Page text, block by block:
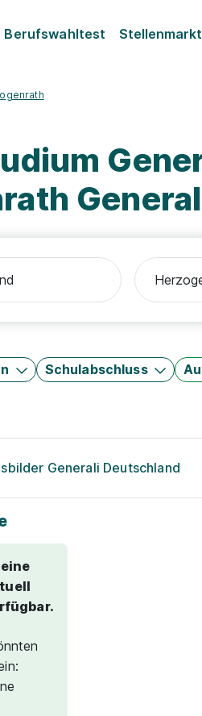
Berufswahltest Stellenmarkt
Schulabschluss
Generali Deutschland